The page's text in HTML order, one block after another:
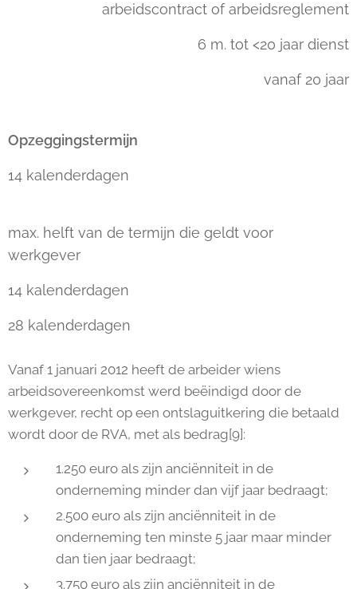
arbeidscontract of arbeidsreglement
6 m. tot <20 jaar dienst
vanaf 20 jaar
Opzeggingstermijn
14 kalenderdagen
max. helft van de termijn die geldt voor
werkgever
14 kalenderdagen
28 kalenderdagen
Vanaf 1 januari 2012 heeft de arbeider wiens
arbeidsovereenkomst werd beëindigd door de
werkgever, recht op een ontslaguitkering die betaald
wordt door de RVA, met als bedrag[9]:
1.250 euro als zijn anciënniteit in de
onderneming minder dan vijf jaar bedraagt;
2.500 euro als zijn anciënniteit in de
onderneming ten minste 5 jaar maar minder
dan tien jaar bedraagt;
3.750 euro als zijn anciënniteit in de